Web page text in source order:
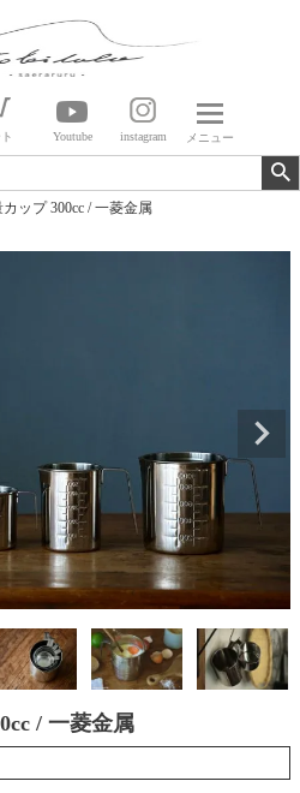
Youtube instagram メニュー
ップ 300cc / 一菱金属
/ 一菱金属